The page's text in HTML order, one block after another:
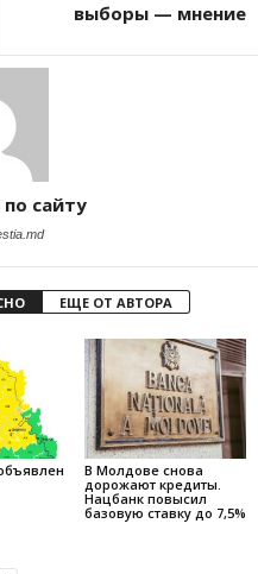
выборы — мнение
сайту
ЕЩЕ ОТ АВТОРА
В Молдове снова
дорожают кредиты.
Нацбанк повысил
базовую ставку до 7,5%